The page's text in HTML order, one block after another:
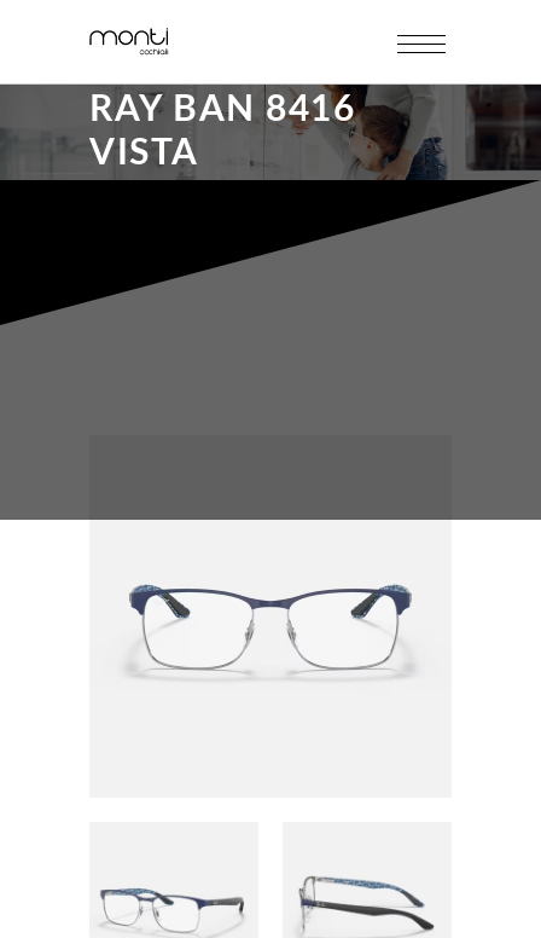
RAY BAN 8416
VISTA